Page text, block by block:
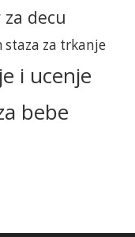
decu
staza za trkanje
i ucenje
bebe